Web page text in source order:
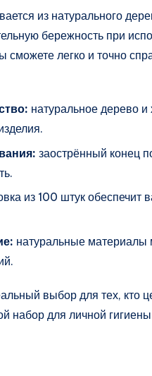
из натурального
бережность при
сможете легко и точно
натуральное дерево и
заострённый конец
из 100 штук обеспечит
натуральные материалы
выбор для тех, кто
набор для личной